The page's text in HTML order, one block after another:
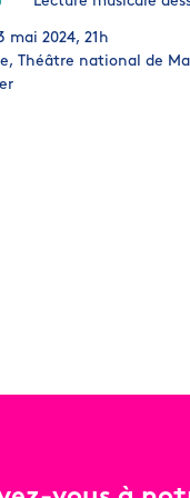
mai 2024, 21h
Théâtre national de